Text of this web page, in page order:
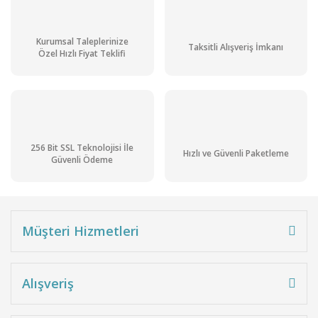
Kurumsal Taleplerinize
Özel Hızlı Fiyat Teklifi
Taksitli Alışveriş İmkanı
256 Bit SSL Teknolojisi İle
Güvenli Ödeme
Hızlı ve Güvenli Paketleme
Müşteri Hizmetleri
Alışveriş